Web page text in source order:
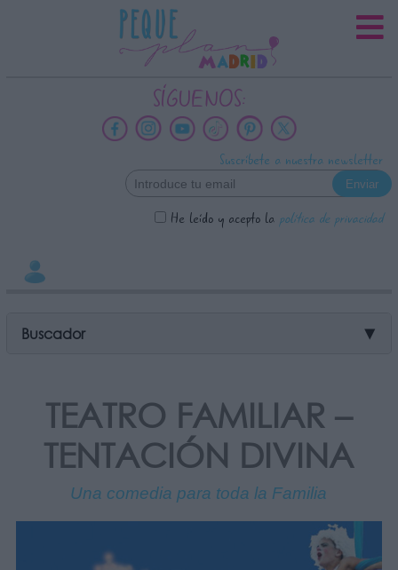
SÍGUENOS:
Suscríbete a nuestra newsletter
He leído y acepto la política de privacidad
Buscador ▼
TEATRO FAMILIAR –
TENTACIÓN DIVINA
Una comedia para toda la Familia
INFORMACION SOBRE LA
PROTECCIÓN DE TUS DATOS
Datos tratados:
Información adicional